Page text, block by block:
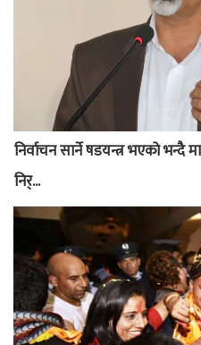
निर्वाचन सार्ने षडयन्त्र भएको भन्दै
निर्...